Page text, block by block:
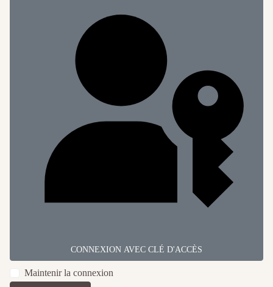
CONNEXION AVEC CLÉ D'ACCÈS
Maintenir la connexion